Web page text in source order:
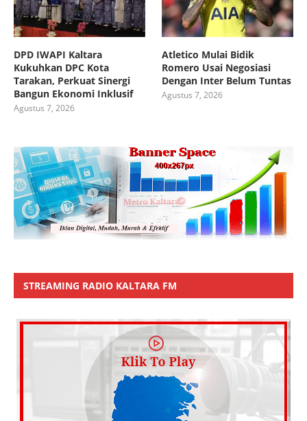
DPD IWAPI Kaltara
Kukuhkan DPC Kota
Tarakan, Perkuat Sinergi
Bangun Ekonomi Inklusif
Agustus 7, 2026
Atletico Mulai Bidik
Romero Usai Negosiasi
Dengan Inter Belum Tuntas
Agustus 7, 2026
STREAMING RADIO KALTARA FM